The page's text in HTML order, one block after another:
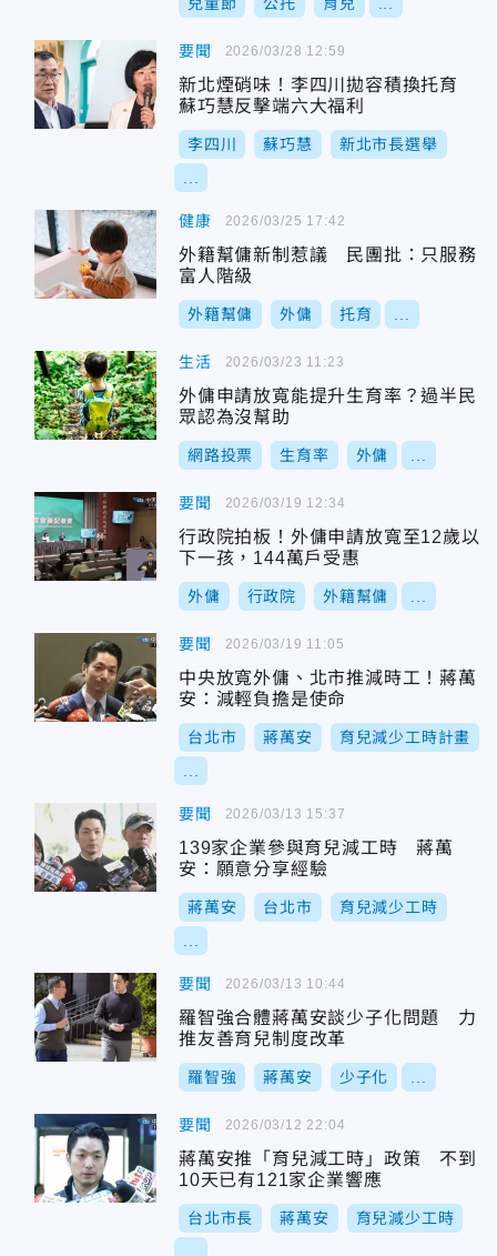
要聞
新北煙硝味！李四川拋容積換托育
蘇巧慧反擊端六大福利
李四川 蘇巧慧 新北市長選舉
2026/03/28 12:59
健康
外籍幫傭新制惹議 民團批：只服務
富人階級
外籍幫傭 外傭 托育
2026/03/25 17:42
生活
外傭申請放寬能提升生育率？過半民
眾認為沒幫助
網路投票 生育率 外傭
2026/03/23 11:23
要聞
行政院拍板！外傭申請放寬至12歲以
下一孩，144萬戶受惠
外傭 行政院 外籍幫傭
2026/03/19 12:34
要聞
中央放寬外傭、北市推減時工！蔣萬
安：減輕負擔是使命
台北市 蔣萬安 育兒減少工時計畫
2026/03/19 11:05
要聞
139家企業參與育兒減工時 蔣萬
安：願意分享經驗
蔣萬安 台北市 育兒減少工時
2026/03/13 15:37
要聞
羅智強合體蔣萬安談少子化問題 力
推友善育兒制度改革
羅智強 蔣萬安 少子化
2026/03/13 10:44
要聞
蔣萬安推「育兒減工時」政策 不到
10天已有121家企業響應
台北市長 蔣萬安 育兒減少工時
2026/03/12 22:04